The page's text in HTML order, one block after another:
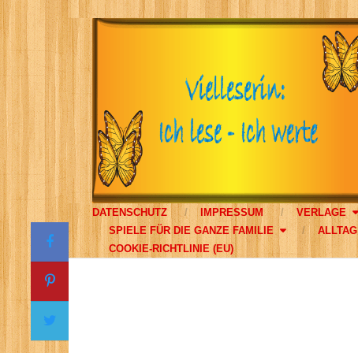
DATENSCHUTZ IMPRESSUM VERLAGE
SPIELE FÜR DIE GANZE FAMILIE
ALLTAG
COOKIE-RICHTLINIE (EU)